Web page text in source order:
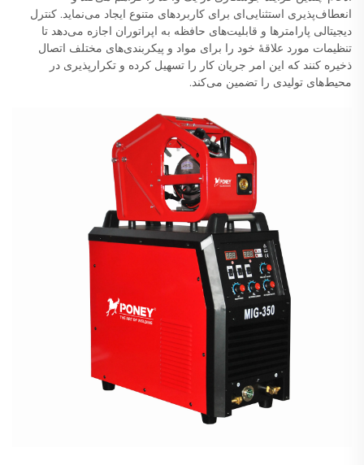
انعطاف‌پذیری استثنایی‌ای برای کاربردهای متنوع ایجاد می‌نماید. کنترل
دیجیتالی پارامترها و قابلیت‌های حافظه به اپراتوران اجازه می‌دهد تا
تنظیمات مورد علاقهٔ خود را برای مواد و پیکربندی‌های مختلف اتصال
ذخیره کنند که این امر جریان کار را تسهیل کرده و تکرارپذیری در
محیط‌های تولیدی را تضمین می‌کند.